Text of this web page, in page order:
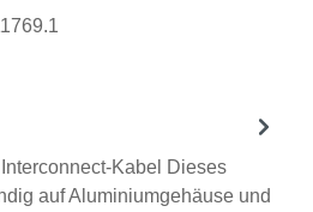
Kabel Dieses
auf Aluminiumgehäuse und